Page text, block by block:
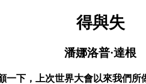
得與失
潘娜洛普·達根
下，上次世界大會以來我們所